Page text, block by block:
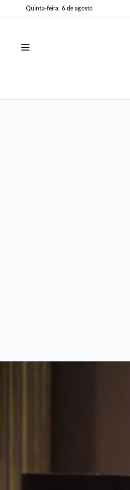
para
para
Quinta-feira, 6 de agosto